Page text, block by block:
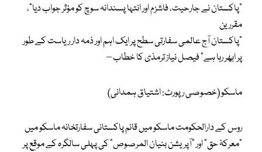
“پاکستان نے جارحیت، فاشزم اور انتہا پسندانہ سوچ کو مؤثر جواب دیا”،
مقررین
“پاکستان آج عالمی سفارتی سطح پر ایک اہم اور ذمہ دار ریاست کے طور
پر ابھر رہا ہے” فیصل نیاز ترمذی کا خطاب –
ماسکو (خصوصی رپورٹ: اشتیاق ہمدانی)
روس کے دارالحکومت ماسکو میں قائم پاکستانی سفارتخانہ ماسکو میں
“معرکۂ حق” اور “آپریشن بنیان المرصوص” کی پہلی سالگرہ کے موقع پر